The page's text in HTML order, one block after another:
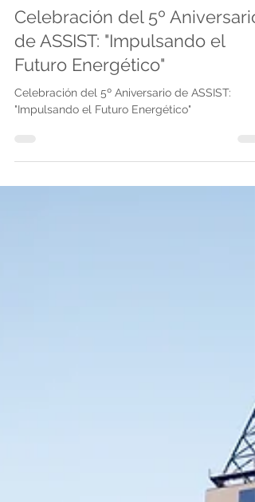
28 oct 2024
2 min de lectura
Celebración del 5º Aniversario
de ASSIST: "Impulsando el
Futuro Energético"